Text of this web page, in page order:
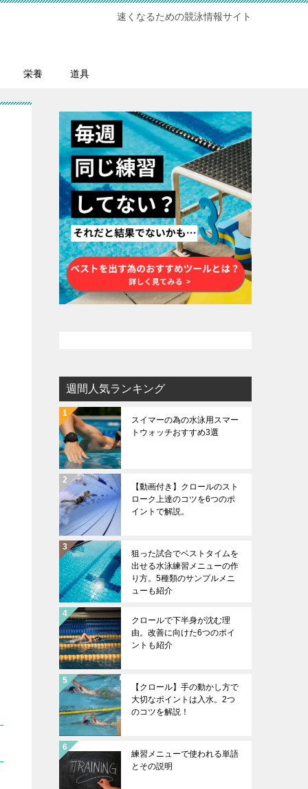
速くなるための競泳情報サイト
栄養 道具
週間人気ランキング
スイマーの為の水泳用スマー
トウォッチおすすめ3選
【動画付き】クロールのスト
ローク上達のコツを6つのポ
イントで解説。
狙った試合でベストタイムを
出せる水泳練習メニューの作
り方。5種類のサンプルメニ
ューも紹介
クロールで下半身が沈む理
由。改善に向けた6つのポイ
ントも紹介
【クロール】手の動かし方で
大切なポイントは入水。2つ
のコツを解説！
練習メニューで使われる単語
とその説明